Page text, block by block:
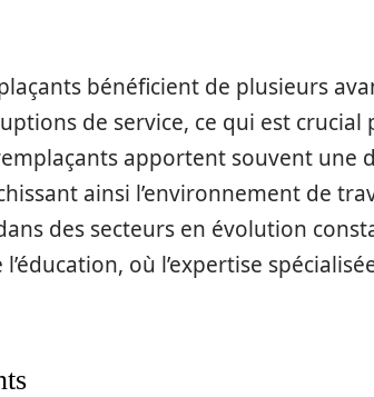
bénéficient de plusieurs
de service, ce qui est crucial
apportent souvent une
ainsi l’environnement de
des secteurs en évolution
où l’expertise